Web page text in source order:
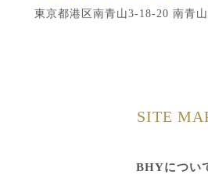
東京都港区南青山3-18-20 南青
SITE
BHYについ